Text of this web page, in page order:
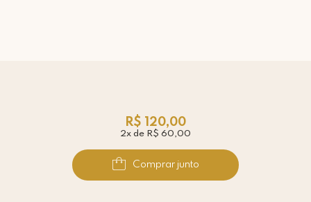
R$ 120,00
2x de R$ 60,00
Comprar junto